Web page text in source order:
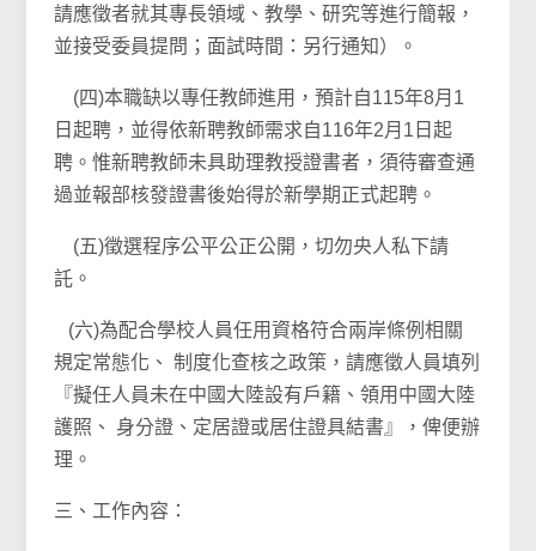
請應徵者就其專長領域、教學、研究等進行簡報，
並接受委員提問；面試時間：另行通知）。
(四)本職缺以專任教師進用，預計自115年8月1
日起聘，並得依新聘教師需求自116年2月1日起
聘。惟新聘教師未具助理教授證書者，須待審查通
過並報部核發證書後始得於新學期正式起聘。
(五)徵選程序公平公正公開，切勿央人私下請
託。
(六)為配合學校人員任用資格符合兩岸條例相關
規定常態化、 制度化查核之政策，請應徵人員填列
『擬任人員未在中國大陸設有戶籍、領用中國大陸
護照、 身分證、定居證或居住證具結書』，俾便辦
理。
三、工作內容：